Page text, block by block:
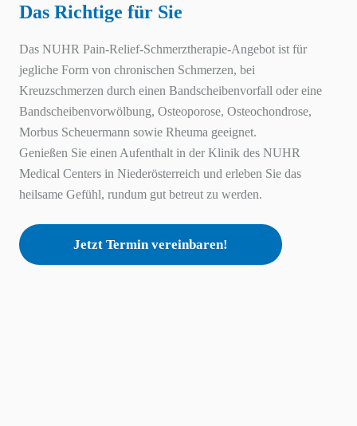
Das Richtige für Sie
Das NUHR Pain-Relief-Schmerztherapie-Angebot ist für
jegliche Form von chronischen Schmerzen, bei
Kreuzschmerzen durch einen Bandscheibenvorfall oder eine
Bandscheibenvorwölbung, Osteoporose, Osteochondrose,
Morbus Scheuermann sowie Rheuma geeignet.
Genießen Sie einen Aufenthalt in der Klinik des NUHR
Medical Centers in Niederösterreich und erleben Sie das
heilsame Gefühl, rundum gut betreut zu werden.
Jetzt Termin vereinbaren!